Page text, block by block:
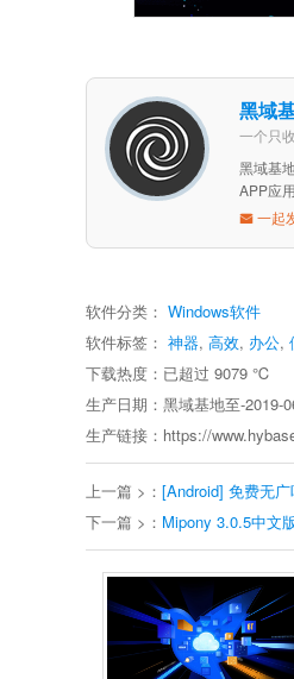
黑域
一个只
黑域基
APP应
一起
软件分类： Windows软件
软件标签： 神器, 高效, 办公,
下载热度：已超过 9079 ℃
生产日期：黑域基地至-2019-
生产链接：https://
上一篇 >： [Android] 免费无
下一篇 >： Mipony 3.0.5中文